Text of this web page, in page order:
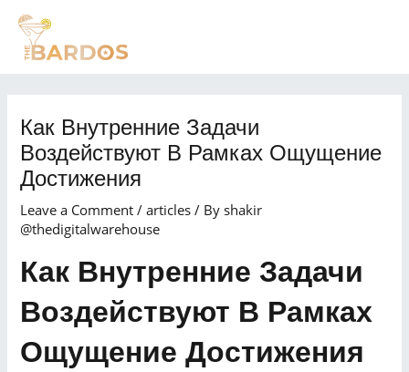
Skip
content
Как Внутренние Задачи
Воздействуют В Рамках Ощущение
Достижения
Leave a Comment /articles / By shakir
@thedigitalwarehouse
Как Внутренние Задачи
Воздействуют В Рамках
Ощущение Достижения
Post
navigation